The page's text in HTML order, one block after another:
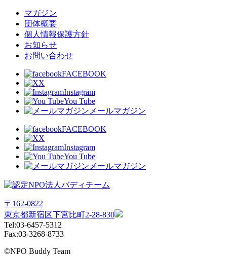
マガジン
団体概要
個人情報保護方針
お知らせ
お問い合わせ
FACEBOOK
X
Instagram
You Tube
メールマガジン
FACEBOOK
X
Instagram
You Tube
メールマガジン
〒162-0822
東京都新宿区下宮比町2-28-830
Tel:03-6457-5312
Fax:03-3268-8733
©NPO Buddy Team